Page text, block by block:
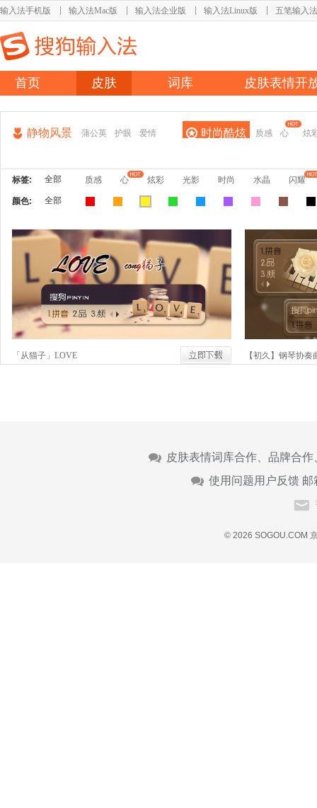
输入法手机版 输入法Mac版 输入法企业版 输入法Linux版 五笔输入法
首页 皮肤 词库 皮肤表情开
静物风景 蒲公英 护眼 爱情 时尚酷炫 质感 心 炫
标签: 全部 质感 心 炫彩 光影 时尚 水晶 闪耀
颜色: 全部
「从猫子」LOVE 【初久】钢琴协奏
皮肤表情词库合作、品牌合
使用问题用户反馈 邮
© 2026 SOGOU.COM